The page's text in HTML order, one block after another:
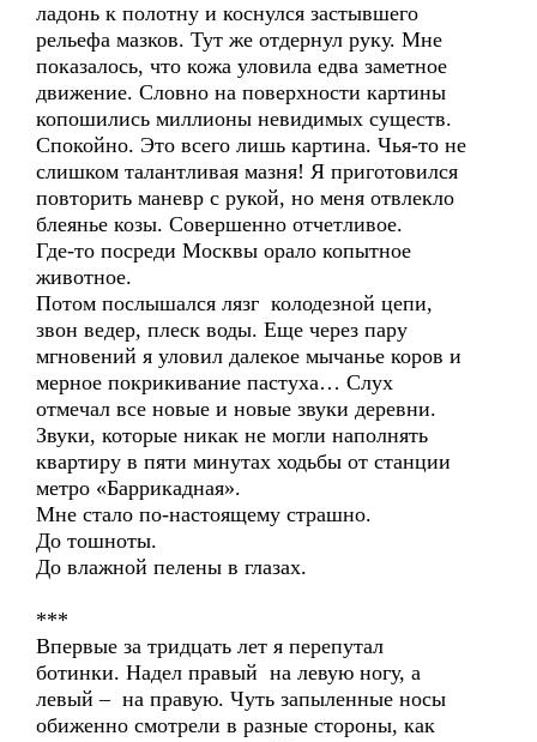
ладонь к полотну и коснулся застывшего
рельефа мазков. Тут же отдернул руку. Мне
показалось, что кожа уловила едва заметное
движение. Словно на поверхности картины
копошились миллионы невидимых существ.
Спокойно. Это всего лишь картина. Чья-то не
слишком талантливая мазня! Я приготовился
повторить маневр с рукой, но меня отвлекло
блеянье козы. Совершенно отчетливое.
Где-то посреди Москвы орало копытное
животное.
Потом послышался лязг колодезной цепи,
звон ведер, плеск воды. Еще через пару
мгновений я уловил далекое мычанье коров и
мерное покрикивание пастуха… Слух
отмечал все новые и новые звуки деревни.
Звуки, которые никак не могли наполнять
квартиру в пяти минутах ходьбы от станции
метро «Баррикадная».
Мне стало по-настоящему страшно.
До тошноты.
До влажной пелены в глазах.
***
Впервые за тридцать лет я перепутал
ботинки. Надел правый на левую ногу, а
левый – на правую. Чуть запыленные носы
обиженно смотрели в разные стороны, как